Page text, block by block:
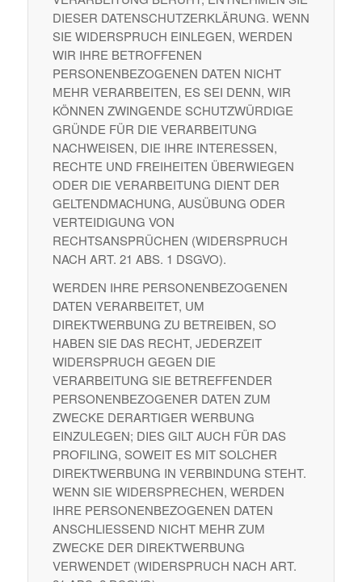
DIESER DATENSCHUTZERKLÄRUNG. WENN
SIE WIDERSPRUCH EINLEGEN, WERDEN
WIR IHRE BETROFFENEN
PERSONENBEZOGENEN DATEN NICHT
MEHR VERARBEITEN, ES SEI DENN, WIR
KÖNNEN ZWINGENDE SCHUTZWÜRDIGE
GRÜNDE FÜR DIE VERARBEITUNG
NACHWEISEN, DIE IHRE INTERESSEN,
RECHTE UND FREIHEITEN ÜBERWIEGEN
ODER DIE VERARBEITUNG DIENT DER
GELTENDMACHUNG, AUSÜBUNG ODER
VERTEIDIGUNG VON
RECHTSANSPRÜCHEN (WIDERSPRUCH
NACH ART. 21 ABS. 1 DSGVO).
WERDEN IHRE PERSONENBEZOGENEN
DATEN VERARBEITET, UM
DIREKTWERBUNG ZU BETREIBEN, SO
HABEN SIE DAS RECHT, JEDERZEIT
WIDERSPRUCH GEGEN DIE
VERARBEITUNG SIE BETREFFENDER
PERSONENBEZOGENER DATEN ZUM
ZWECKE DERARTIGER WERBUNG
EINZULEGEN; DIES GILT AUCH FÜR DAS
PROFILING, SOWEIT ES MIT SOLCHER
DIREKTWERBUNG IN VERBINDUNG STEHT.
WENN SIE WIDERSPRECHEN, WERDEN
IHRE PERSONENBEZOGENEN DATEN
ANSCHLIESSEND NICHT MEHR ZUM
ZWECKE DER DIREKTWERBUNG
VERWENDET (WIDERSPRUCH NACH ART.